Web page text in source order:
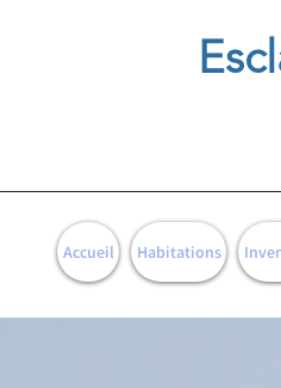
Accueil Habitations